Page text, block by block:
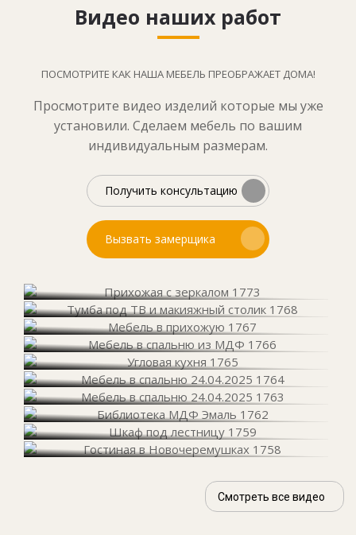
Видео наших работ
ПОСМОТРИТЕ КАК НАША МЕБЕЛЬ ПРЕОБРАЖАЕТ ДОМА!
Просмотрите видео изделий которые мы уже
установили. Сделаем мебель по вашим
индивидуальным размерам.
Получить консультацию
Вызвать замерщика
Смотреть все видео